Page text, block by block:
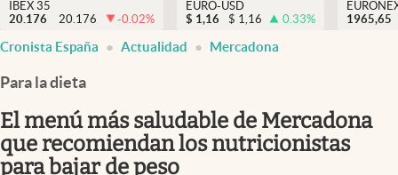
USA
Criptomonedas
España
NOTICIAS
FINANZAS
EURO
IBEX 35
20.176
20.176 -0.02%
EURO-USD
$ 1,16 $ 1,16 0.33%
1965,65
Cronista España Actualidad Mercadona
Para la dieta
El menú más saludable de Mercadona
que recomiendan los nutricionistas
para bajar de peso